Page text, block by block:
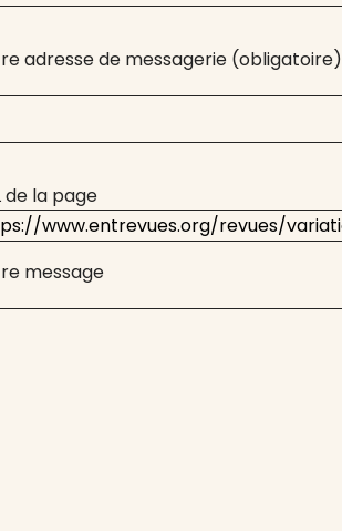
adresse de messagerie (obligatoire)
de la page
message